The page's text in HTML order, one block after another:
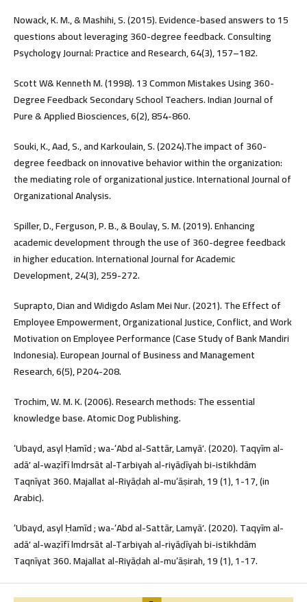
Nowack, K. M., & Mashihi, S. (2015). Evidence-based answers to 15
questions about leveraging 360-degree feedback. Consulting
Psychology Journal: Practice and Research, 64(3), 157–182.
Scott W& Kenneth M. (1998). 13 Common Mistakes Using 360-
Degree Feedback Secondary School Teachers. Indian Journal of
Pure & Applied Biosciences, 6(2), 854-860.
Souki, K., Aad, S., and Karkoulain, S. (2024).The impact of 360-
degree feedback on innovative behavior within the organization:
the mediating role of organizational justice. International Journal of
Organizational Analysis.
Spiller, D., Ferguson, P. B., & Boulay, S. M. (2019). Enhancing
academic development through the use of 360-degree feedback
in higher education. International Journal for Academic
Development, 24(3), 259-272.
Suprapto, Dian and Widigdo Aslam Mei Nur. (2021). The Effect of
Employee Empowerment, Organizational Justice, Conflict, and Work
Motivation on Employee Performance (Case Study of Bank Mandiri
Indonesia). European Journal of Business and Management
Research, 6(5), P204-208.
Trochim, W. M. K. (2006). Research methods: The essential
knowledge base. Atomic Dog Publishing.
ʻUbayd, asyl Ḥamīd ; wa-ʻAbd al-Sattār, Lamyāʼ. (2020). Taqyīm al-
adāʼ al-waẓīfī lmdrsāt al-Tarbiyah al-riyāḍīyah bi-istikhdām
Taqnīyat 360. Majallat al-Riyāḍah al-muʻāṣirah, 19 (1), 1-17, (in
Arabic).
ʻUbayd, asyl Ḥamīd ; wa-ʻAbd al-Sattār, Lamyāʼ. (2020). Taqyīm al-
adāʼ al-waẓīfī lmdrsāt al-Tarbiyah al-riyāḍīyah bi-istikhdām
Taqnīyat 360. Majallat al-Riyāḍah al-muʻāṣirah, 19 (1), 1-17.